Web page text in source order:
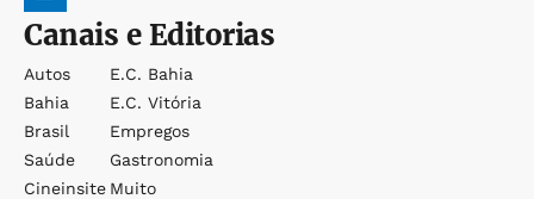
Canais e Editorias
Autos
Bahia
Brasil
Saúde
Cineinsite
E.c. Bahia
E.c. Vitória
Empregos
Gastronomia
Muito